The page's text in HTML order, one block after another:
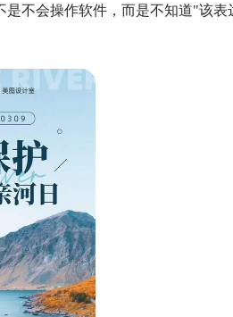
不会操作软件，而是不知道"该